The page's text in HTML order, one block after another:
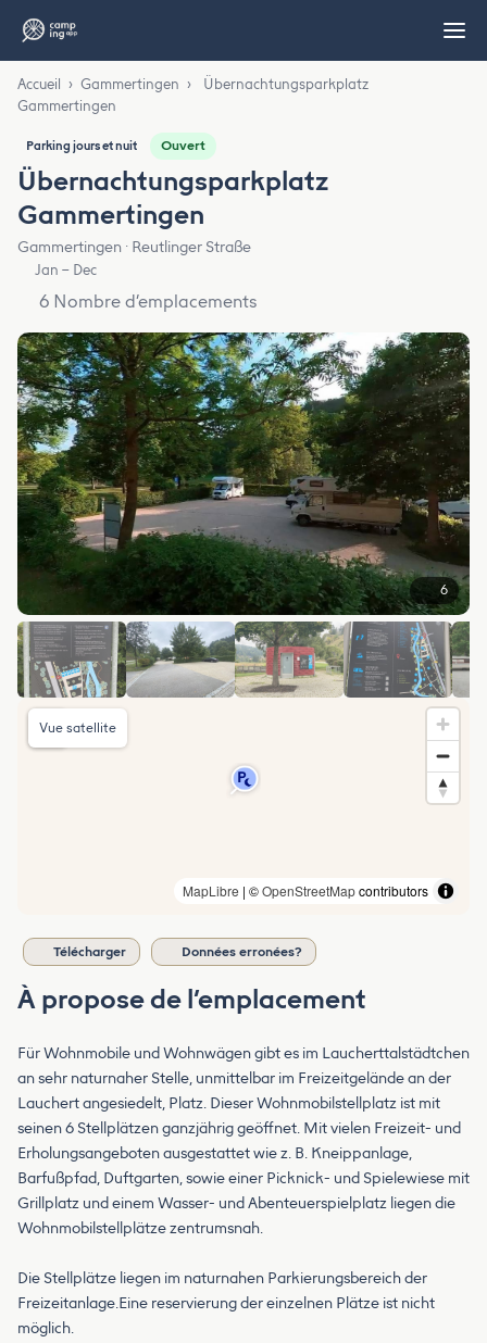
Accueil › Gammertingen ›
Übernachtungsparkplatz
Gammertingen
Parking jours et nuit Ouvert
Übernachtungsparkplatz
Gammertingen
Gammertingen · Reutlinger Straße
Jan – Dec
6 Nombre d’emplacements
6
MapLibre | ©OpenStreetMapcontributors
Vue satellite
Télécharger Données erronées?
À propose de l’emplacement
Für Wohnmobile und Wohnwägen gibt es im Laucherttalstädtchen
an sehr naturnaher Stelle, unmittelbar im Freizeitgelände an der
Lauchert angesiedelt, Platz. Dieser Wohnmobilstellplatz ist mit
seinen 6 Stellplätzen ganzjährig geöffnet. Mit vielen Freizeit- und
Erholungsangeboten ausgestattet wie z. B. Kneippanlage,
Barfußpfad, Duftgarten, sowie einer Picknick- und Spielewiese mit
Grillplatz und einem Wasser- und Abenteuerspielplatz liegen die
Wohnmobilstellplätze zentrumsnah.
Die Stellplätze liegen im naturnahen Parkierungsbereich der
Freizeitanlage.Eine reservierung der einzelnen Plätze ist nicht
möglich.